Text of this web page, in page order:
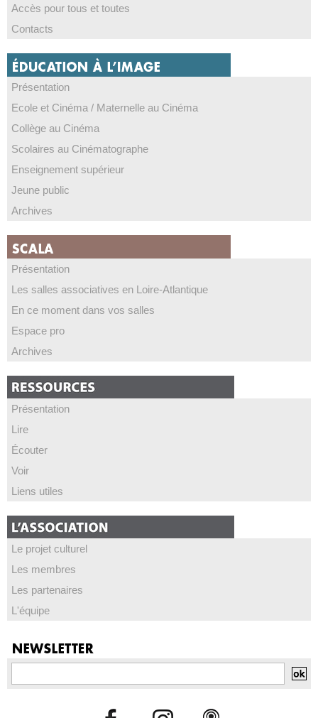
Accès pour tous et toutes
Contacts
Présentation
Ecole et Cinéma / Maternelle au Cinéma
Collège au Cinéma
Scolaires au Cinématographe
Enseignement supérieur
Jeune public
Archives
Présentation
Les salles associatives en Loire-Atlantique
En ce moment dans vos salles
Espace pro
Archives
Présentation
Lire
Écouter
Voir
Liens utiles
Le projet culturel
Les membres
Les partenaires
L'équipe